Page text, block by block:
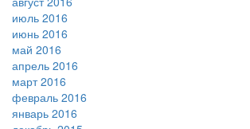
июль 2016
июнь 2016
май 2016
апрель 2016
март 2016
февраль 2016
январь 2016